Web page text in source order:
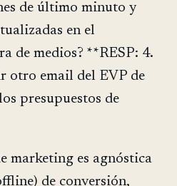
de último minuto y
en el
de medios? **RESP: 4.
otro email del EVP de
presupuestos de
marketing es agnóstica
de conversión,